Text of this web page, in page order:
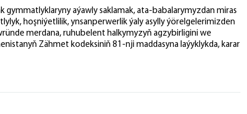
gymmatlyklaryny aýawly saklamak, ata-babalarymyzdan miras
hoşniýetlilik, ynsanperwerlik ýaly asylly ýörelgelerimizden
merdana, ruhubelent halkymyzyň agzybirligini we
Zähmet kodeksiniň 81-nji maddasyna laýyklykda, karar